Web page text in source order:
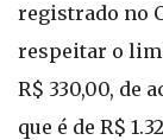
registrado no
respeitar o
R$ 330,00, de
que é de R$